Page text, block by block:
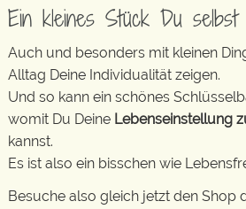
Ein kleines Stück Du selbst
Auch und besonders mit kleinen
Alltag Deine Individualität zeigen.
Und so kann ein schönes
womit Du Deine Lebenseinstellung
kannst.
Es ist also ein bisschen wie
Besuche also gleich jetzt den Shop